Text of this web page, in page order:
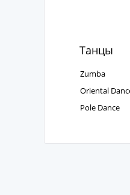
Танцы
Zumba
Oriental
Pole Dance